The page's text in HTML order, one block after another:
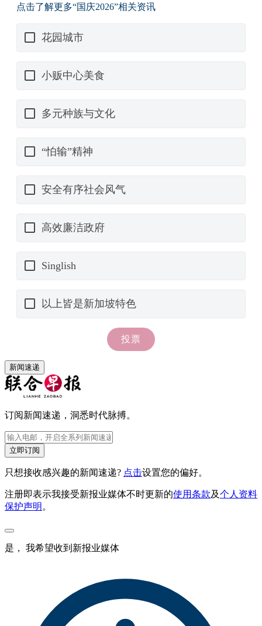
新闻速递
订阅新闻速递，洞悉时代脉搏。
立即订阅
只想接收感兴趣的新闻速递? 点击设置您的偏好。
注册即表示我接受新报业媒体不时更新的使用条款及个人资料
保护声明 。
是， 我希望收到新报业媒体